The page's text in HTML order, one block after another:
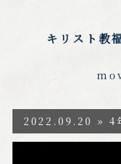
キリスト教
2022.09.20 » 4